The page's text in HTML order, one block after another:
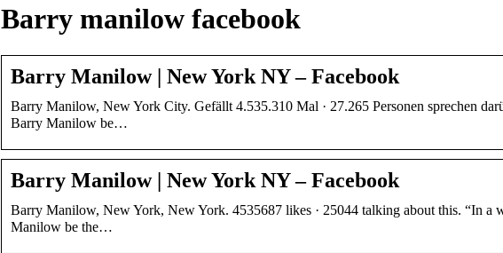
Barry manilow facebook
Barry Manilow | New York NY – Facebook
Barry Manilow, New York City. Gefällt 4.535.310 Mal · 27.265 Personen sprechen
Barry Manilow be…
Barry Manilow | New York NY – Facebook
Barry Manilow, New York, New York. 4535687 likes · 25044 talking about this. “In a
Manilow be the…